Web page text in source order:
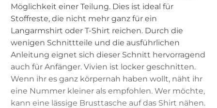
Möglichkeit einer Teilung. Dies ist ideal für
Stoffreste, die nicht mehr ganz für ein
Langarmshirt oder T-Shirt reichen. Durch die
wenigen Schnittteile und die ausführlichen
Anleitung eignet sich dieser Schnitt hervorragend
auch für Anfänger. Vivien ist locker geschnitten.
Wenn ihr es ganz körpernah haben wollt, näht ihr
eine Nummer kleiner als empfohlen. Wer möchte,
kann eine lässige Brusttasche auf das Shirt nähen.